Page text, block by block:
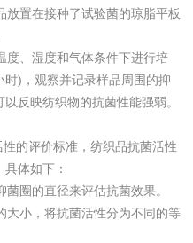
置在接种了试验菌的琼脂平板
度、湿度和气体条件下进行培
)，观察并记录样品周围的抑
反映纺织物的抗菌性能强弱。
的评价标准，纺织品抗菌活性
体如下：
圈的直径来评估抗菌效果。
大小，将抗菌活性分为不同的等
测 聚丙烯酰胺检测
化钙 铝酸钙检测
检测 磷酸二氢铵检测